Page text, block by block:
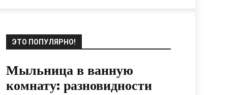
ЭТО ПОПУЛЯРНО!
Мыльница в ванную
комнату: разновидности
26.08.2019